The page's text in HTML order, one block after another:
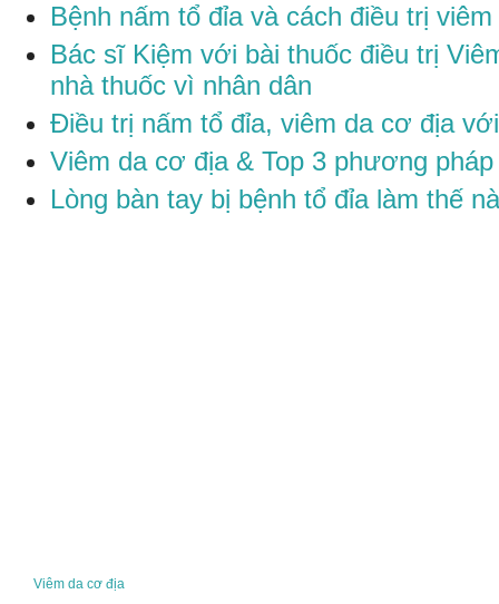
Bệnh nấm tổ đỉa và cách điều trị
Bác sĩ Kiệm với bài thuốc điều trị
nhà thuốc vì nhân dân
Điều trị nấm tổ đỉa, viêm da cơ địa
Viêm da cơ địa & Top 3 phương
Lòng bàn tay bị bệnh tổ đỉa làm thế
Viêm da cơ địa